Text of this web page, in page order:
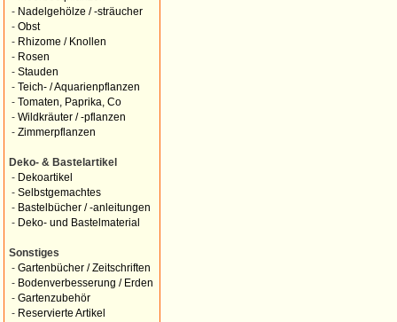
- Nadelgehölze / -sträucher
- Obst
- Rhizome / Knollen
- Rosen
- Stauden
- Teich- / Aquarienpflanzen
- Tomaten, Paprika, Co
- Wildkräuter / -pflanzen
- Zimmerpflanzen
Deko- & Bastelartikel
- Dekoartikel
- Selbstgemachtes
- Bastelbücher / -anleitungen
- Deko- und Bastelmaterial
Sonstiges
- Gartenbücher / Zeitschriften
- Bodenverbesserung / Erden
- Gartenzubehör
- Reservierte Artikel